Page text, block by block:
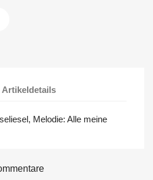
Artikeldetails
Melodie: Alle meine